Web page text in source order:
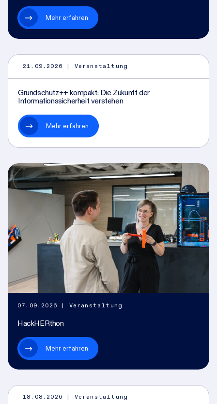
Mehr erfahren
21.09.2026 | Veranstaltung
Grundschutz++ kompakt: Die Zukunft der
Informationssicherheit verstehen
Mehr erfahren
07.09.2026 | Veranstaltung
HackHERthon
Mehr erfahren
18.08.2026 | Veranstaltung